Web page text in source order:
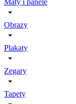
Maty i panele
Obrazy
Plakaty
Zegary
Tapety